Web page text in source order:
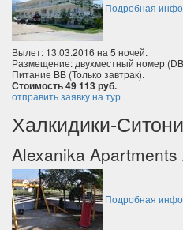
Подробная
Вылет: 13.03.2016 на 5 ночей.
Размещение: двухместный номер
Питание BB (Только завтрак).
Стоимость 49 113 руб.
отправить заявку на тур
Халкидики-
Alexanika Apartments
Подробная